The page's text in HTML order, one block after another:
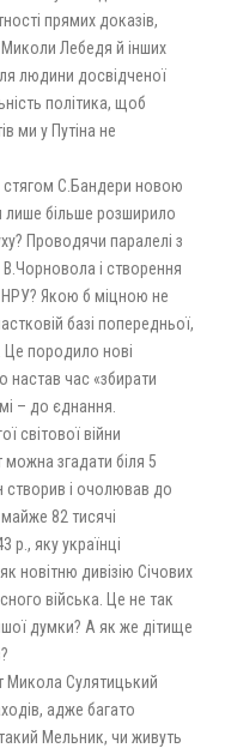
прямих доказів,
Лебедя й інших
людини досвідченої
політика, щоб
ми у Путіна не
стягом С.Бандери новою
лише більше розширило
Проводячи паралелі з
і створення
НРУ? Якою б міцною не
базі попередньої,
Це породило нові
настав час «збирати
– до єднання.
світової війни
згадати біля 5
створив і очолював до
82 тисячі
р., яку українці
новітню дивізію Січових
війська. Це не так
думки? А як же дітище
Микола Сулятицький
адже багато
Мельник, чи живуть